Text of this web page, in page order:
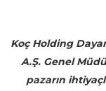
Koç Holding
A.Ş. Genel
pazarın